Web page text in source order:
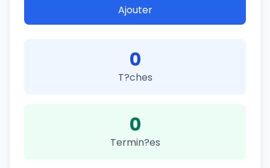
Ajouter
0
T?ches
0
Termin?es